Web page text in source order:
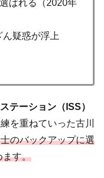
ばれる（2020年
ん疑惑が浮上
テーション（ISS）
を重ねていった古川
のバックアップに選
ます。